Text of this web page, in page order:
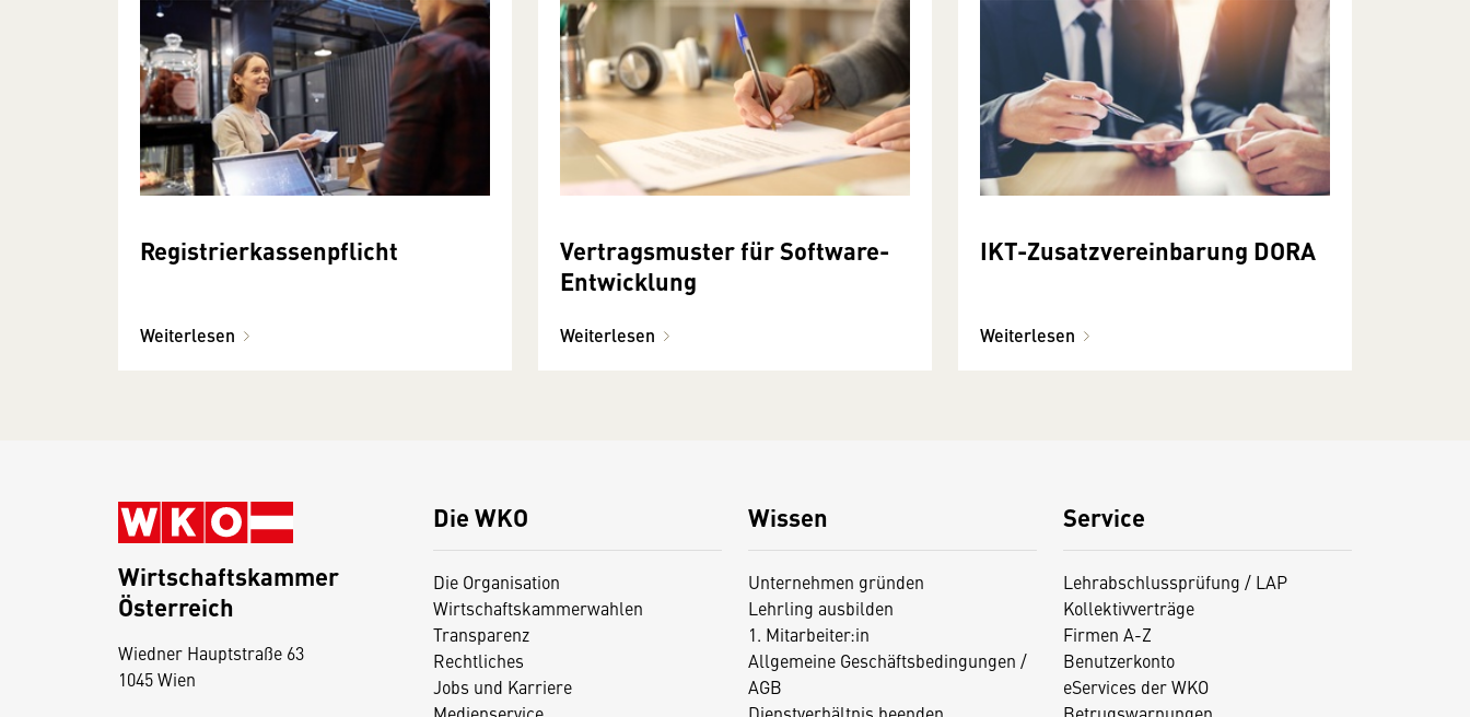
Registrierkassenpflicht
Weiterlesen
Vertragsmuster für Software-
Entwicklung
Weiterlesen
IKT-Zusatzvereinbarung DORA
Weiterlesen
Die WKO
Die Organisation
Wirtschaftskammerwahlen
Transparenz
Rechtliches
Jobs und Karriere
Wissen
Unternehmen gründen
Lehrling ausbilden
1. Mitarbeiter:in
Allgemeine Geschäftsbedingungen /
AGB
Service
Lehrabschlussprüfung / LAP
Kollektivverträge
Firmen A-Z
Benutzerkonto
eServices der WKO
Wirtschaftskammer
Österreich
Wiedner Hauptstraße 63
1045 Wien